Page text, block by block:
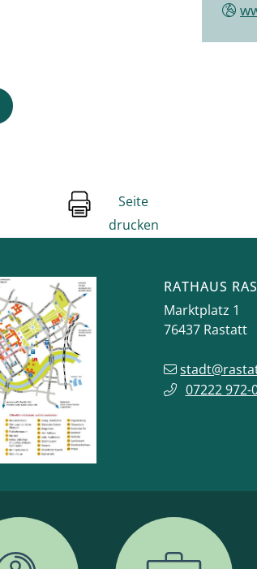
Seite
drucken
RATHAUS
Marktplatz 1
76437 Rastatt
07222 972-